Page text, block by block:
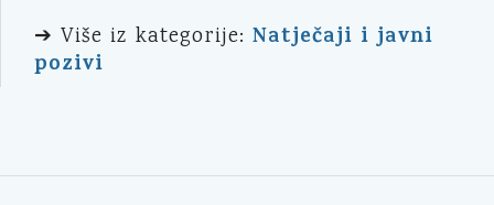
➔ Više iz kategorije: Natječaji i javni
pozivi